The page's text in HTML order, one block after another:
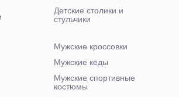
Детские столики и
стульчики
Мужские кроссовки
Мужские кеды
Мужские спортивные
костюмы